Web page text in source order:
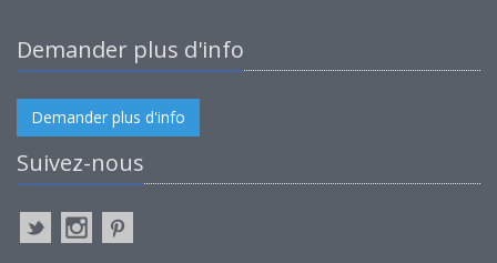
Demander plus d'info
Demander plus d'info
Suivez-nous